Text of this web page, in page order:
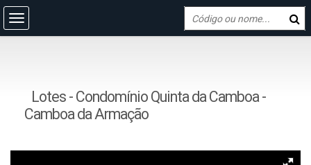
Lotes - Condomínio Quinta da Camboa -
Camboa da Armação